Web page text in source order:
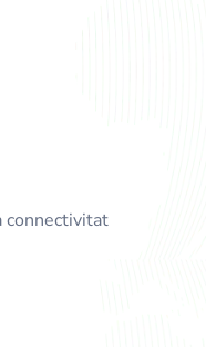
connectivitat